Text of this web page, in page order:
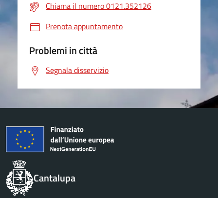
Chiama il numero 0121.352126
Prenota appuntamento
Problemi in città
Segnala disservizio
Cantalupa